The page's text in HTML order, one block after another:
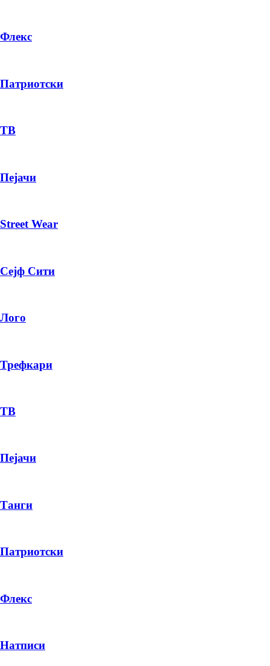
PRODUCT
ПЛАТИ ПРИ ДОСТАВА ВО КЕШ
Флекс
Патриотски
ТВ
Пејачи
Street Wear
Сејф Сити
Лого
Трефкари
ТВ
Пејачи
Танги
Патриотски
Флекс
Натписи